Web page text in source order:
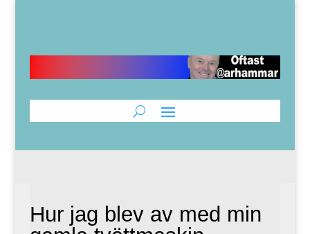
Hur jag blev av med min